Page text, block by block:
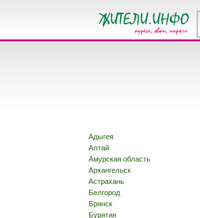
Адыгея
Алтай
Амурская область
Архангельск
Астрахань
Белгород
Брянск
Бурятия